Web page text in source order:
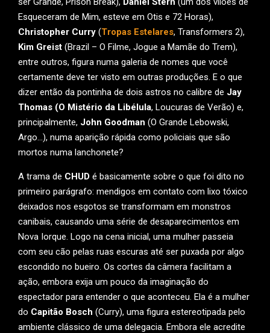
Esqueceram de Mim, esteve em Otis e 72 Horas),
Christopher Curry (Tropas Estelares, Transformers 2),
Kim Greist (Brazil – O Filme, Jogue a Mamãe do Trem),
entre outros, figura numa galeria de nomes que você
certamente deve ter visto em outras produções. E o que
dizer então da pontinha de dois astros no calibre de Jay
Thomas (O Mistério da Libélula, Loucuras de Verão) e,
principalmente, John Goodman (O Grande Lebowski,
Argo…), numa aparição rápida como policiais que são
mortos numa lanchonete?
A trama de CHUD é basicamente sobre o que foi dito no
primeiro parágrafo: mendigos em contato com lixo tóxico
deixados nos esgotos se transformam em monstros
canibais, causando uma série de desaparecimentos em
Nova Iorque. Logo na cena inicial, uma mulher passeia
com seu cão pelas ruas escuras até ser puxada por algo
escondido no bueiro. Os cortes da câmera facilitam a
ação, embora exija um pouco da imaginação do
espectador para entender o que aconteceu. Ela é a mulher
do Capitão Bosch (Curry), uma figura estereotipada pelo
ambiente clássico de uma delegacia. Embora ele acredite